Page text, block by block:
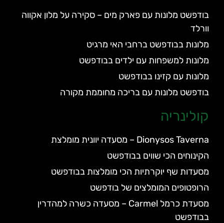
בודפשט מלונות עם פארק מים – סקירה על מלון אקווה
וורלד
מלונות בבודפשט ברחבי האי מרגיט
מלונות למשפחות עם ילדים בבודפשט
מלונות עם קזינו בבודפשט
בודפשט מלונות עם בריכה מחוממת מקורה
קולינריה
Dionysos Taverna – מסעדה יוונית מומלצת
הקינוחים הכי שווים בבודפשט
מסעדות שף יוקרתיות הכי מומלצות בבודפשט
הרופטופים המומלצים של בודפשט
מסעדת כרמל Carmel – מסעדה כשרה למהדרין
בבודפשט